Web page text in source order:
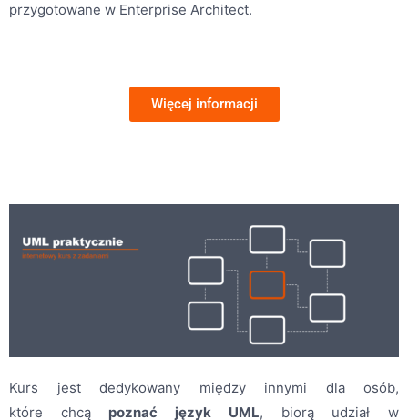
przygotowane w Enterprise Architect.
Więcej informacji
Kurs jest dedykowany między innymi dla osób,
które chcą poznać język UML, biorą udział w